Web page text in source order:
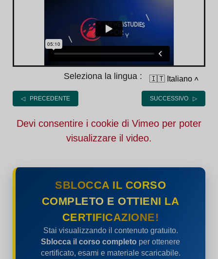
Seleziona la lingua : 🇮🇹 Italiano ˄
◁ PRECEDENTE SUCCESSIVO ▷
Devi consentire i cookie di Vimeo per poter
visualizzare il video.
SBLOCCA IL CORSO
COMPLETO E OTTIENI LA
CERTIFICAZIONE!
Stai visualizzando il contenuto gratuito.
Sblocca il corso completo per ottenere
certificato, esami e materiale scaricabile.